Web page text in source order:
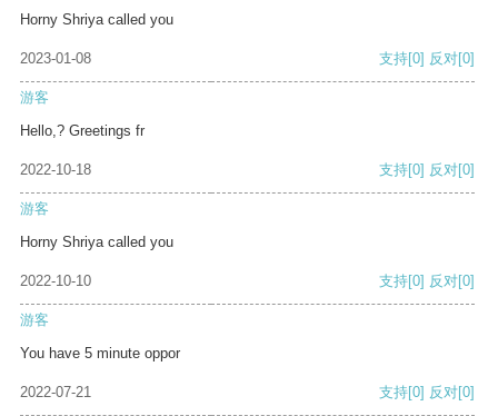
Horny Shriya called you
2023-01-08 支持[0] 反对[0]
游客
Hello,? Greetings fr
2022-10-18 支持[0] 反对[0]
游客
Horny Shriya called you
2022-10-10 支持[0] 反对[0]
游客
You have 5 minute oppor
2022-07-21 支持[0] 反对[0]